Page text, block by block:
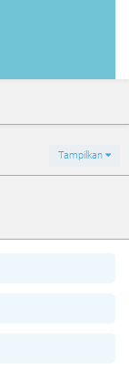
Tampilkan